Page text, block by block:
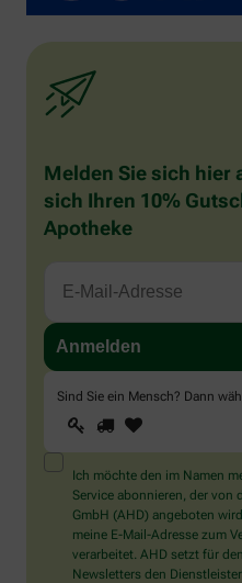
Melden Sie sich hier
sich Ihren 10%
Apotheke
Sind Sie ein Mensch? Dann
Sind
Sie
ein
Mensch?
Dann
wählen
Sie
bitte
das
1 2
Ich möchte den im Namen
Service abonnieren, der von
GmbH (AHD) angeboten
meine E-Mail-Adresse zum
verarbeitet. AHD setzt für
Newsletters den